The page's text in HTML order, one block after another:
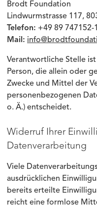
Brodt Foundation
Lindwurmstrasse 117,
Telefon: +49 89 747152-
Mail:
Verantwortliche Stelle
Person, die allein oder
Zwecke und Mittel der
personenbezogenen
o. Ä.) entscheidet.
Widerruf Ihrer
Datenverarbeitung
Viele
ausdrücklichen
bereits erteilte
reicht eine formlose